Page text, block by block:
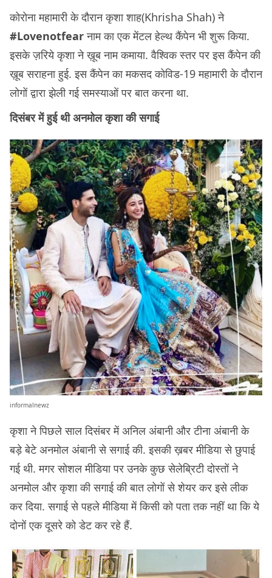
कोरोना महामारी के दौरान कृशा शाह(Khrisha Shah) ने
#Lovenotfearनाम का एक मेंटल हेल्थ कैंपेन भी शुरू किया.
इसके ज़रिये कृशा ने ख़ूब नाम कमाया. वैश्विक स्तर पर इस कैंपेन की
ख़ूब सराहना हुई. इस कैंपेन का मकसद कोविड-19 महामारी के दौरान
लोगों द्वारा झेली गई समस्याओं पर बात करना था.
दिसंबर में हुई थी अनमोल कृशा की सगाई
informalnewz
कृशा ने पिछले साल दिसंबर में अनिल अंबानी और टीना अंबानी के
बड़े बेटे अनमोल अंबानी से सगाई की. इसकी ख़बर मीडिया से छुपाई
गई थी. मगर सोशल मीडिया पर उनके कुछ सेलेब्रिटी दोस्तों ने
अनमोल और कृशा की सगाई की बात लोगों से शेयर कर इसे लीक
कर दिया. सगाई से पहले मीडिया में किसी को पता तक नहीं था कि ये
दोनों एक दूसरे को डेट कर रहे हैं.